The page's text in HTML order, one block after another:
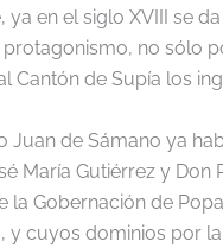
ya en el siglo XVIII se
no sólo
Cantón de Supía los
Juan de Sámano ya
María Gutiérrez y
la Gobernación de
y cuyos dominios por